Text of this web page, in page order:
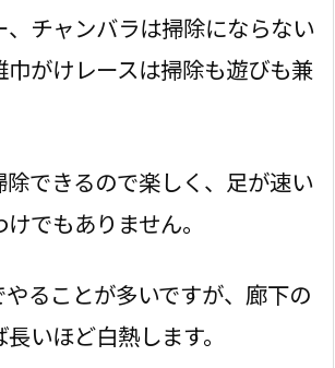
、チャンバラは掃除にならない
がけレースは掃除も遊びも兼
できるので楽しく、足が速い
でもありません。
ることが多いですが、廊下の
いほど白熱します。